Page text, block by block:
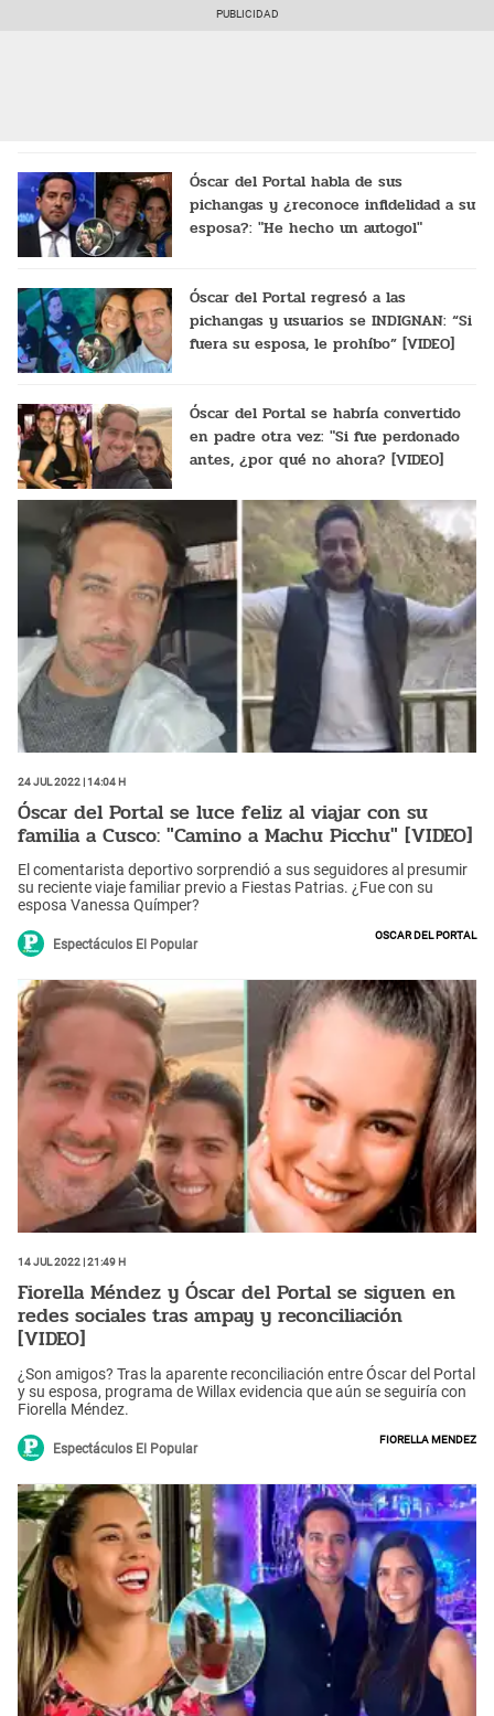
Óscar del Portal habla de sus
pichangas y ¿reconoce infidelidad a su
esposa?: "He hecho un autogol"
Óscar del Portal regresó a las
pichangas y usuarios se INDIGNAN: “Si
fuera su esposa, le prohíbo” [VIDEO]
Óscar del Portal se habría convertido
en padre otra vez: "Si fue perdonado
antes, ¿por qué no ahora? [VIDEO]
24 Jul 2022 | 14:04 h
Óscar del Portal se luce feliz al viajar con su
familia a Cusco: "Camino a Machu Picchu" [VIDEO]
El comentarista deportivo sorprendió a sus seguidores al presumir
su reciente viaje familiar previo a Fiestas Patrias. ¿Fue con su
esposa Vanessa Químper?
Espectáculos El Popular
Oscar del Portal
14 Jul 2022 | 21:49 h
Fiorella Méndez y Óscar del Portal se siguen en
redes sociales tras ampay y reconciliación
[VIDEO]
¿Son amigos? Tras la aparente reconciliación entre Óscar del Portal
y su esposa, programa de Willax evidencia que aún se seguiría con
Fiorella Méndez.
Espectáculos El Popular
Fiorella Mendez